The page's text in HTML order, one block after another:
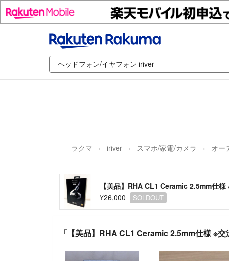
ラクマ iriver スマホ/家電/カメラ オー
【美品】RHA CL1 Ceramic 2.5mm仕様
¥26,000
SOLDOUT
「【美品】RHA CL1 Ceramic 2.5mm仕様 ※